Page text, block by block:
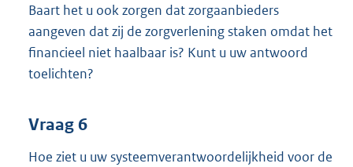
Baart het u ook zorgen dat zorgaanbieders
aangeven dat zij de zorgverlening staken omdat het
financieel niet haalbaar is? Kunt u uw antwoord
toelichten?
Vraag 6
Hoe ziet u uw systeemverantwoordelijkheid voor de